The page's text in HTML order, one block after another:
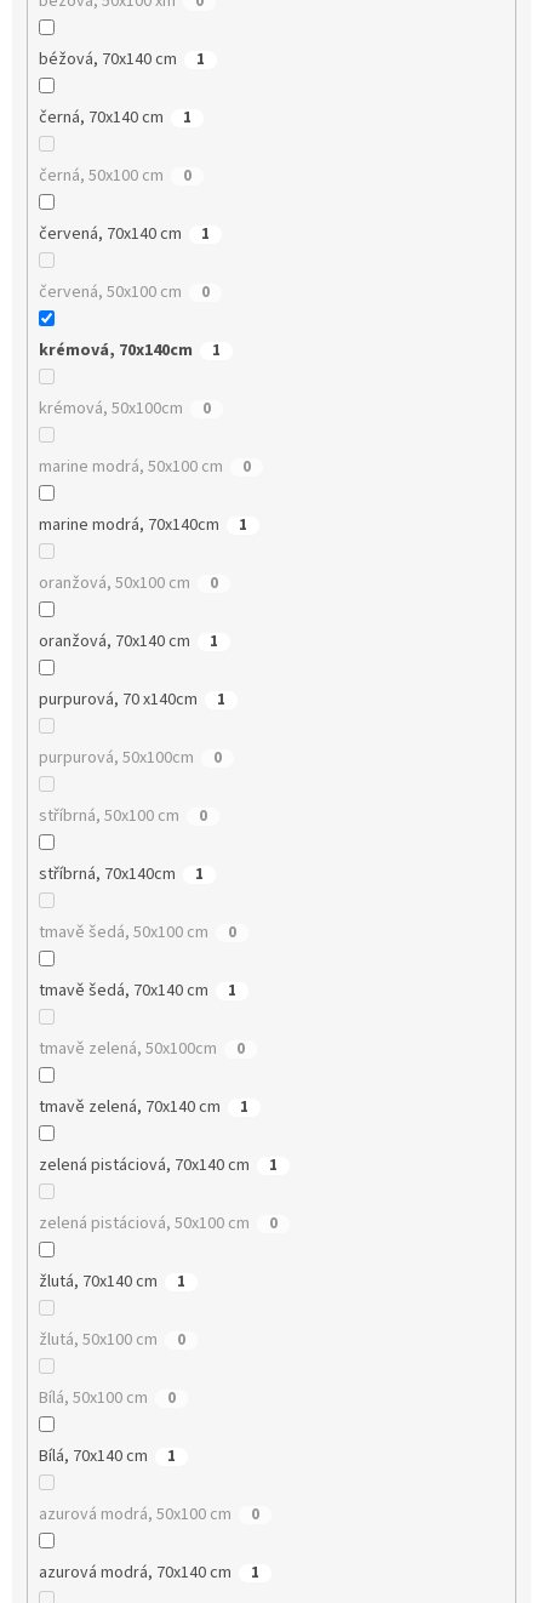
béžová, 70x140 cm 1
černá, 70x140 cm 1
černá, 50x100 cm 0
červená, 70x140 cm 1
červená, 50x100 cm 0
krémová, 70x140cm 1
krémová, 50x100cm 0
marine modrá, 50x100 cm 0
marine modrá, 70x140cm 1
oranžová, 50x100 cm 0
oranžová, 70x140 cm 1
purpurová, 70 x140cm 1
purpurová, 50x100cm 0
stříbrná, 50x100 cm 0
stříbrná, 70x140cm 1
tmavě šedá, 50x100 cm 0
tmavě šedá, 70x140 cm 1
tmavě zelená, 50x100cm 0
tmavě zelená, 70x140 cm 1
zelená pistáciová, 70x140 cm 1
zelená pistáciová, 50x100 cm 0
žlutá, 70x140 cm 1
žlutá, 50x100 cm 0
Bílá, 50x100 cm 0
Bílá, 70x140 cm 1
azurová modrá, 50x100 cm 0
azurová modrá, 70x140 cm 1